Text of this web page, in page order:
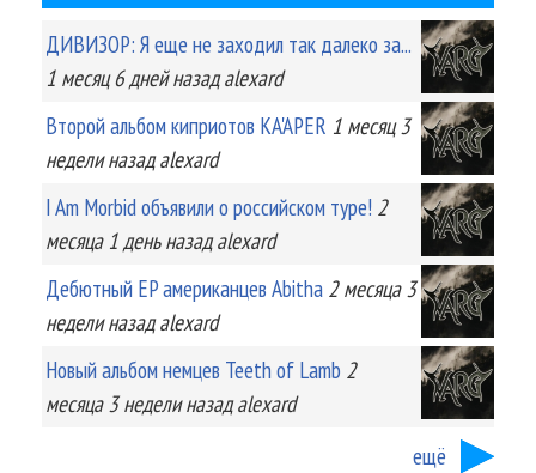
ДИВИЗОР: Я еще не заходил так далеко за...
1 месяц 6 днейназад alexard
Второй альбом киприотов KA'APER 1 месяц 3
неделиназад alexard
I Am Morbid объявили о российском туре! 2
месяца 1 деньназад alexard
Дебютный EP американцев Abitha 2 месяца 3
неделиназад alexard
Новый альбом немцев Teeth of Lamb 2
месяца 3 неделиназад alexard
ещё